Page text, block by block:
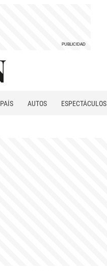
PAÍS AUTOS
ESPECTÁCULOS